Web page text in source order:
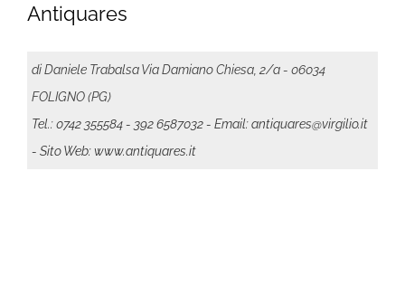
Antiquares
di Daniele Trabalsa Via Damiano Chiesa, 2/a - 06034
FOLIGNO (PG)
Tel.: 0742 355584- 392 6587032- Email: antiquares@virgilio.it
- Sito Web: www.antiquares.it